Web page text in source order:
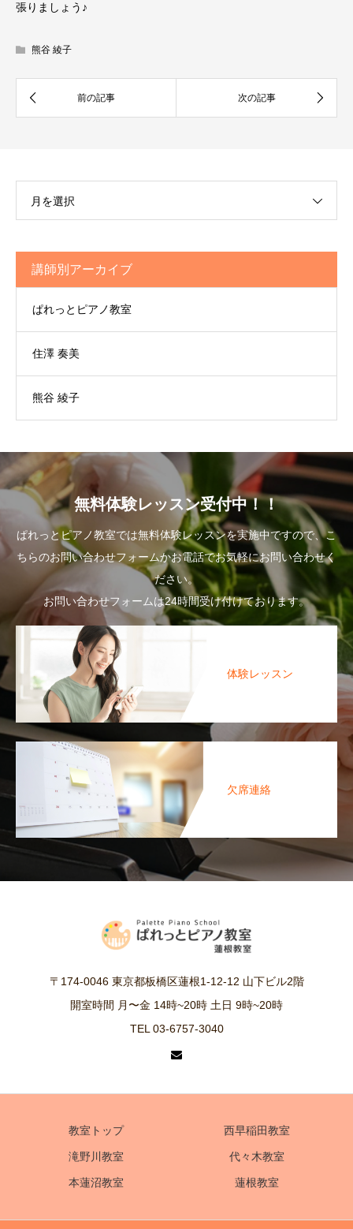
張りましょう♪
熊谷 綾子
月を選択
講師別アーカイブ
ぱれっとピアノ教室
住澤 奏美
熊谷 綾子
無料体験レッスン受付中！！
ぱれっとピアノ教室では無料体験レッスンを実施中ですので、こ
ちらのお問い合わせフォームかお電話でお気軽にお問い合わせく
ださい。
お問い合わせフォームは24時間受け付けております。
体験レッスン
欠席連絡
〒174-0046 東京都板橋区蓮根1-12-12 山下ビル2階
開室時間 月〜金 14時~20時 土日 9時~20時
TEL 03-6757-3040
教室トップ 西早稲田教室
滝野川教室 代々木教室
本蓮沼教室 蓮根教室